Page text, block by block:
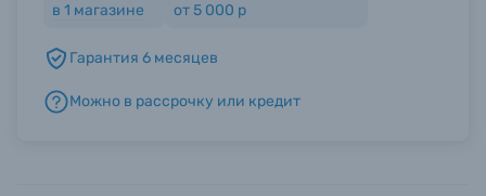
Б/У фототехника (Комиссионные товары)
в 1 магазине
от 5 000 р
Гарантия 6 месяцев
Можно в рассрочку или кредит